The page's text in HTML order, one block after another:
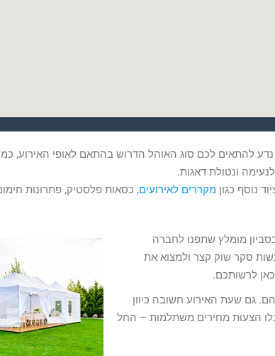
להתאים לכם סוג האוהל הדרוש בהתאם לאופי האירוע,
ונטולת דאגות.
נוסף כגון מקררים לאירועים, כסאות פלסטיק, פתרונות
מומלץ שתפנו לחברה
סקר שוק קצר ולמצוא את
לרשותכם.
גם שעת האירוע חשובה כיוון
הצעות מחירים משתלמות – החל